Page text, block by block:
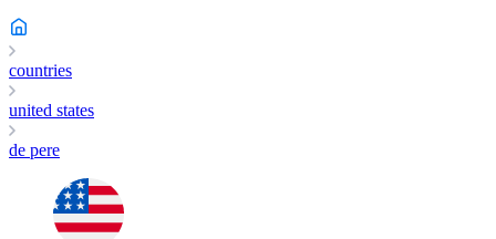
countries
united states
de pere